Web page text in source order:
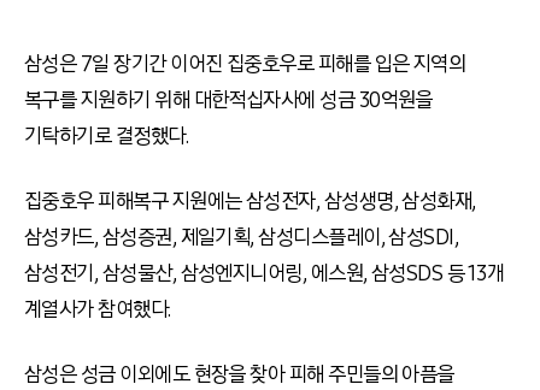
삼성은 7일 장기간 이어진 집중호우로 피해를 입은 지역의
복구를 지원하기 위해 대한적십자사에 성금 30억원을
기탁하기로 결정했다.
집중호우 피해복구 지원에는 삼성전자, 삼성생명, 삼성화재,
삼성카드, 삼성증권, 제일기획, 삼성디스플레이, 삼성SDI,
삼성전기, 삼성물산, 삼성엔지니어링, 에스원, 삼성SDS 등 13개
계열사가 참여했다.
삼성은 성금 이외에도 현장을 찾아 피해 주민들의 아픔을